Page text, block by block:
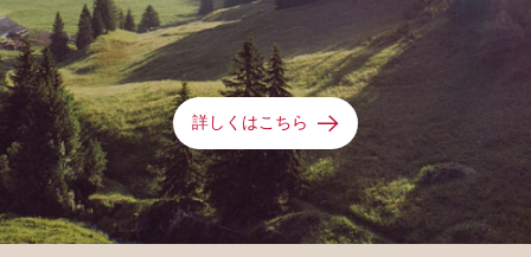
詳しくはこちら